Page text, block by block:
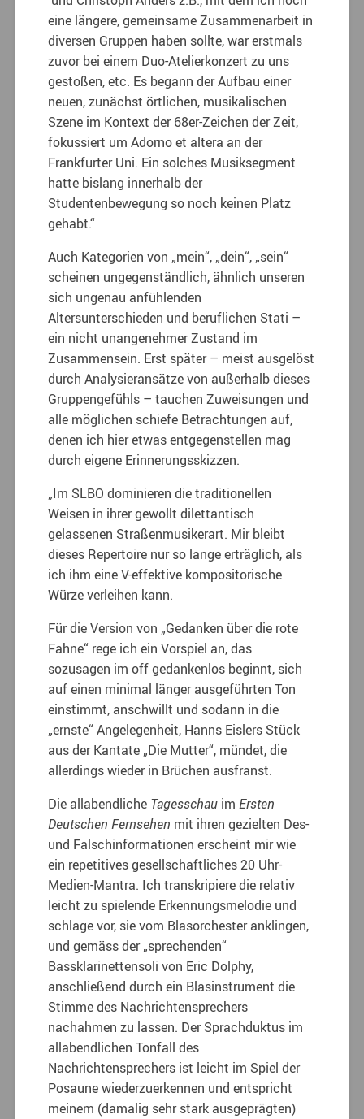
eine längere, gemeinsame Zusammenarbeit in
diversen Gruppen haben sollte, war erstmals
zuvor bei einem Duo-Atelierkonzert zu uns
gestoßen, etc. Es begann der Aufbau einer
neuen, zunächst örtlichen, musikalischen
Szene im Kontext der 68er-Zeichen der Zeit,
fokussiert um Adorno et altera an der
Frankfurter Uni. Ein solches Musiksegment
hatte bislang innerhalb der
Studentenbewegung so noch keinen Platz
gehabt.“
Auch Kategorien von „mein“, „dein“, „sein“
scheinen ungegenständlich, ähnlich unseren
sich ungenau anfühlenden
Altersunterschieden und beruflichen Stati –
ein nicht unangenehmer Zustand im
Zusammensein. Erst später – meist ausgelöst
durch Analysieransätze von außerhalb dieses
Gruppengefühls – tauchen Zuweisungen und
alle möglichen schiefe Betrachtungen auf,
denen ich hier etwas entgegenstellen mag
durch eigene Erinnerungsskizzen.
„Im SLBO dominieren die traditionellen
Weisen in ihrer gewollt dilettantisch
gelassenen Straßenmusikerart. Mir bleibt
dieses Repertoire nur so lange erträglich, als
ich ihm eine V-effektive kompositorische
Würze verleihen kann.
Für die Version von „Gedanken über die rote
Fahne“ rege ich ein Vorspiel an, das
sozusagen im off gedankenlos beginnt, sich
auf einen minimal länger ausgeführten Ton
einstimmt, anschwillt und sodann in die
„ernste“ Angelegenheit, Hanns Eislers Stück
aus der Kantate „Die Mutter“, mündet, die
allerdings wieder in Brüchen ausfranst.
Die allabendliche Tagesschau imErsten
Deutschen Fernsehen mit ihren gezielten Des-
und Falschinformationen erscheint mir wie
ein repetitives gesellschaftliches 20 Uhr-
Medien-Mantra. Ich transkripiere die relativ
leicht zu spielende Erkennungsmelodie und
schlage vor, sie vom Blasorchester anklingen,
und gemäss der „sprechenden“
Bassklarinettensoli von Eric Dolphy,
anschließend durch ein Blasinstrument die
Stimme des Nachrichtensprechers
nachahmen zu lassen. Der Sprachduktus im
allabendlichen Tonfall des
Nachrichtensprechers ist leicht im Spiel der
Posaune wiederzuerkennen und entspricht
meinem (damalig sehr stark ausgeprägten)